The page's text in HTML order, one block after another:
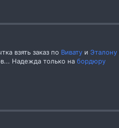
взять заказ по Вивату и Эталону
Надежда только на бордюру